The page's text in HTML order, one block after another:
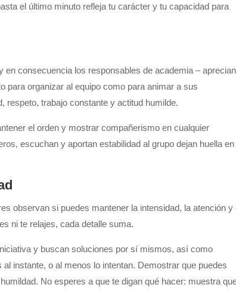
el último minuto refleja tu carácter y tu capacidad para
en consecuencia los responsables de academia –
para organizar al equipo como para animar a sus
respeto, trabajo constante y actitud humilde.
el orden y mostrar compañerismo en cualquier
escuchan y aportan estabilidad al grupo dejan huella en
observan si puedes mantener la intensidad, la atención y
ni te relajes, cada detalle suma.
y buscan soluciones por sí mismos, así como
instante, o al menos lo intentan. Demostrar que puedes
No esperes a que te digan qué hacer: muestra